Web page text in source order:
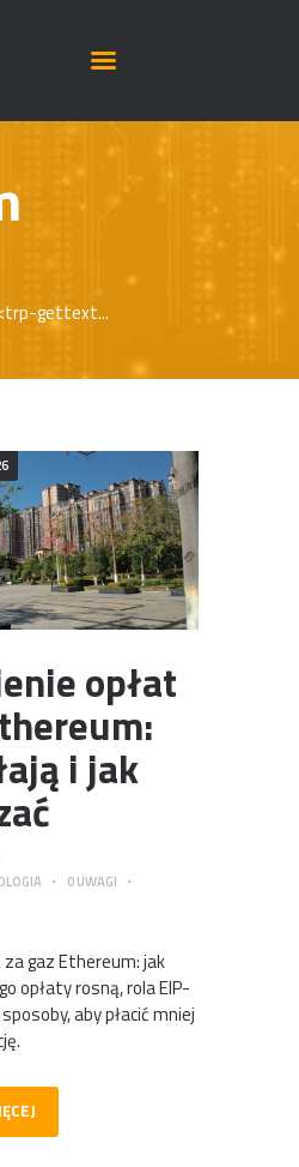
gettext...
opłat
i jak
0UWAGI
gaz Ethereum: jak
opłaty rosną, rola EIP-
aby płacić mniej